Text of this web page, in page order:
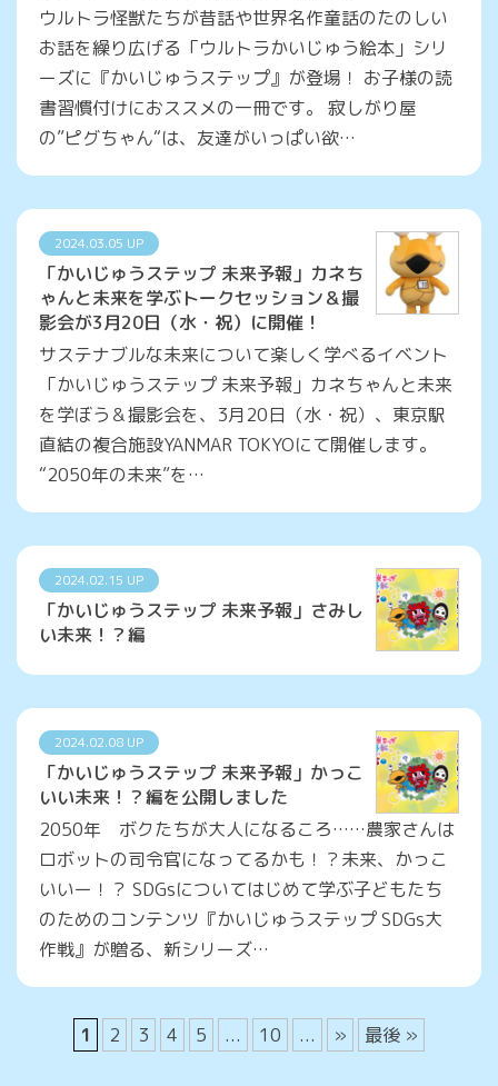
ウルトラ怪獣たちが昔話や世界名作童話のたのしい
お話を繰り広げる「ウルトラかいじゅう絵本」シリ
ーズに『かいじゅうステップ』が登場！ お子様の読
書習慣付けにおススメの一冊です。 寂しがり屋
の”ピグちゃん“は、友達がいっぱい欲…
2024.03.05 UP
「かいじゅうステップ 未来予報」カネち
ゃんと未来を学ぶトークセッション＆撮
影会が3月20日（水・祝）に開催！
サステナブルな未来について楽しく学べるイベント
「かいじゅうステップ 未来予報」カネちゃんと未来
を学ぼう＆撮影会を、3月20日（水・祝）、東京駅
直結の複合施設YANMAR TOKYOにて開催します。
“2050年の未来”を…
2024.02.15 UP
「かいじゅうステップ 未来予報」さみし
い未来！？編
2024.02.08 UP
「かいじゅうステップ 未来予報」かっこ
いい未来！？編を公開しました
2050年 ボクたちが大人になるころ……農家さんは
ロボットの司令官になってるかも！？未来、かっこ
いいー！？ SDGsについてはじめて学ぶ子どもたち
のためのコンテンツ『かいじゅうステップ SDGs大
作戦』が贈る、新シリーズ…
1 2 3 4 5 ... 10 ... » 最後 »